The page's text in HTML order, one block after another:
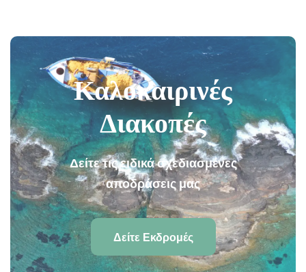
Καλοκαιρινές
Διακοπές
Δείτε τις ειδικά σχεδιασμένες
αποδράσεις μας
Δείτε Εκδρομές